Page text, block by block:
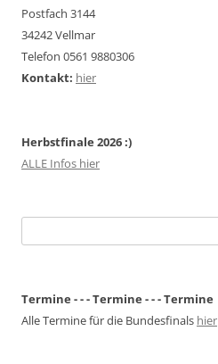
Postfach 3144
34242 Vellmar
Telefon 0561 9880306
Kontakt: hier
Herbstfinale 2026 :)
ALLE Infos hier
nach:
Termine - - - Termine - - - Termine
Alle Termine für die Bundesfinals hier